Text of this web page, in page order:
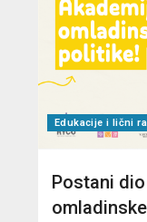
Edukacije i lični
Postani